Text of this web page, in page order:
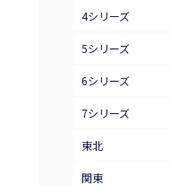
4シリーズ
5シリーズ
6シリーズ
7シリーズ
東北
関東